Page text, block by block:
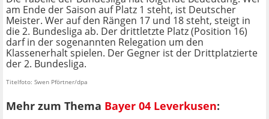
am Ende der Saison auf Platz 1 steht, ist Deutscher
Meister. Wer auf den Rängen 17 und 18 steht, steigt in
die 2. Bundesliga ab. Der drittletzte Platz (Position 16)
darf in der sogenannten Relegation um den
Klassenerhalt spielen. Der Gegner ist der Drittplatzierte
der 2. Bundesliga.
Titelfoto: Swen Pförtner/dpa
Mehr zum Thema Bayer 04 Leverkusen: